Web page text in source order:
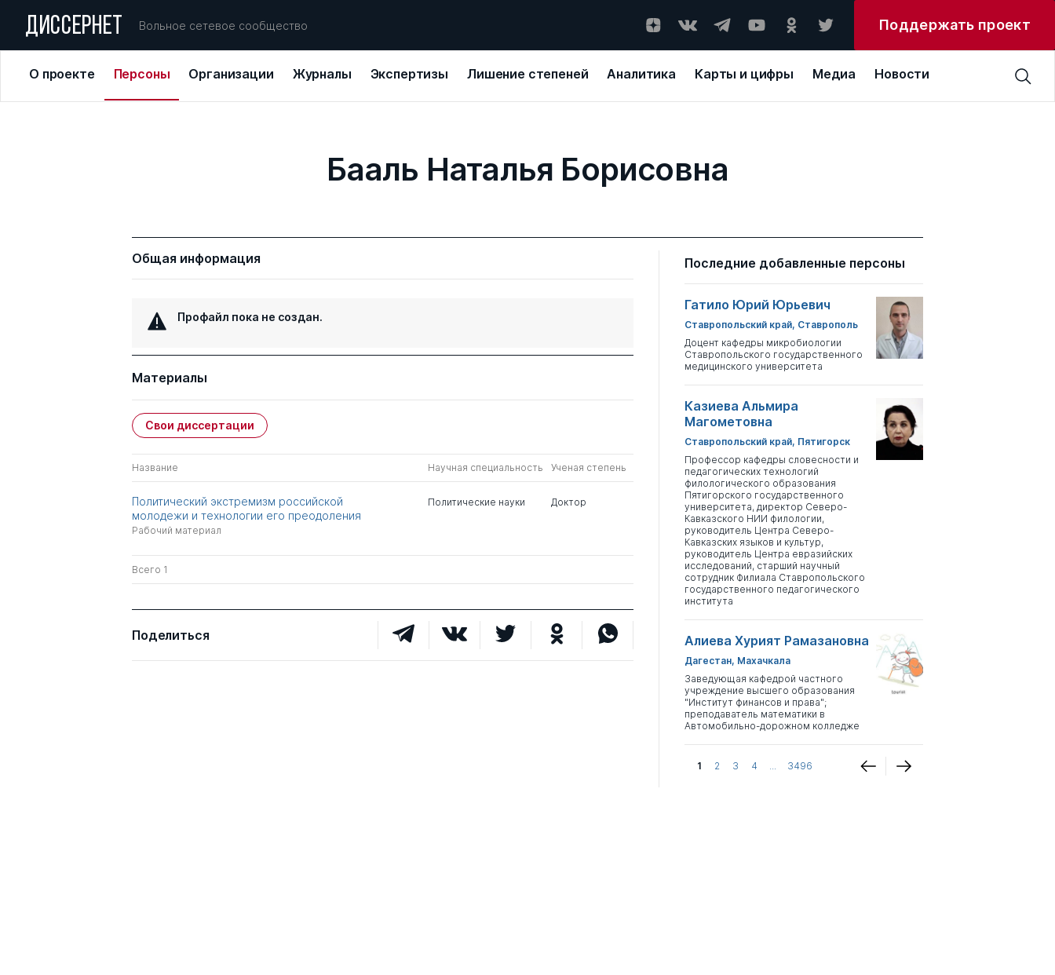
ДИССЕРНЕТ Вольное сетевое сообщество Поддержать проект
О проекте Персоны Организации Журналы Экспертизы Лишение степеней Аналитика Карты и цифры Медиа Новости
Бааль Наталья Борисовна
Общая информация
Профайл пока не создан.
Материалы
Свои диссертации
Название Научная специальность Ученая степень
Политический экстремизм российской
молодежи и технологии его преодоления
Рабочий материал
Политические науки Доктор
Всего 1
Поделиться
Последние добавленные персоны
Гатило Юрий Юрьевич
Ставропольский край, Ставрополь
Доцент кафедры микробиологии
Ставропольского государственного
медицинского университета
Казиева Альмира
Магометовна
Ставропольский край, Пятигорск
Профессор кафедры словесности и
педагогических технологий
филологического образования
Пятигорского государственного
университета, директор Северо-
Кавказского НИИ филологии,
руководитель Центра Северо-
Кавказских языков и культур,
руководитель Центра евразийских
исследований, старший научный
сотрудник Филиала Ставропольского
государственного педагогического
института
Алиева Хурият Рамазановна
Дагестан, Махачкала
Заведующая кафедрой частного
учреждение высшего образования
"Институт финансов и права";
преподаватель математики в
Автомобильно-дорожном колледже
1 2 3 4 ... 3496